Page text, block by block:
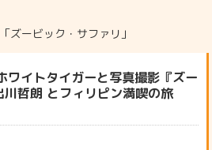
ズービック・サファリ」
ワイトタイガーと写真撮影『ズー
哲朗 とフィリピン満喫の旅